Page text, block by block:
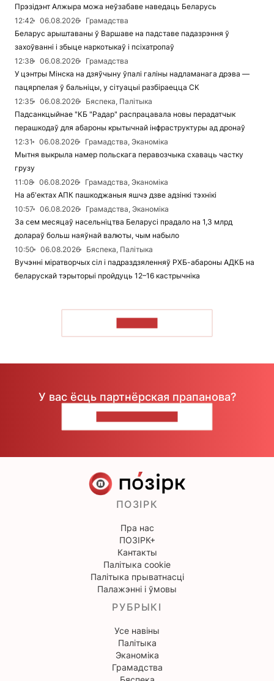
Прэзідэнт Алжыра можа неўзабаве наведаць Беларусь
12:42
06.08.2026
Грамадства
Беларус арыштаваны ў Варшаве на падставе падазрэння ў
захоўванні і збыце наркотыкаў і псіхатропаў
12:38
06.08.2026
Грамадства
У цэнтры Мінска на дзяўчыну ўпалі галіны надламанага дрэва —
пацярпелая ў бальніцы, у сітуацыі разбіраецца СК
12:35
06.08.2026
Бяспека, Палітыка
Падсанкцыйнае "КБ "Радар" распрацавала новы перадатчык
перашкодаў для абароны крытычнай інфраструктуры ад дронаў
12:31
06.08.2026
Грамадства, Эканоміка
Мытня выкрыла намер польскага перавозчыка схаваць частку
грузу
11:08
06.08.2026
Грамадства, Эканоміка
На аб'ектах АПК пашкоджаныя яшчэ дзве адзінкі тэхнікі
10:57
06.08.2026
Грамадства, Эканоміка
За сем месяцаў насельніцтва Беларусі прадало на 1,3 млрд
долараў больш наяўнай валюты, чым набыло
10:50
06.08.2026
Бяспека, Палітыка
Вучэнні міратворчых сіл і падраздзяленняў РХБ-абароны АДКБ на
беларускай тэрыторыі пройдуць 12–16 кастрычніка
У вас ёсць партнёрская прапанова?
ПОЗІРК
Пра нас
ПОЗІРК+
Кантакты
Палітыка cookie
Палітыка прыватнасці
Палажэнні і ўмовы
РУБРЫКІ
Усе навіны
Палітыка
Эканоміка
Грамадства